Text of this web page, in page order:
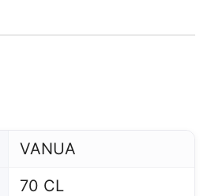
VANUA
70 CL